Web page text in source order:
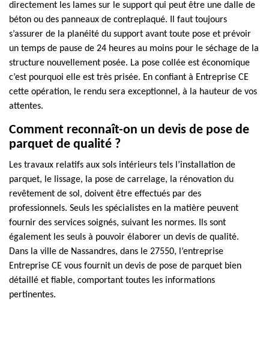
directement les lames sur le support qui peut être une dalle de
béton ou des panneaux de contreplaqué. Il faut toujours
s’assurer de la planéité du support avant toute pose et prévoir
un temps de pause de 24 heures au moins pour le séchage de la
structure nouvellement posée. La pose collée est économique
c’est pourquoi elle est très prisée. En confiant à Entreprise CE
cette opération, le rendu sera exceptionnel, à la hauteur de vos
attentes.
Comment reconnaît-on un devis de pose de
parquet de qualité ?
Les travaux relatifs aux sols intérieurs tels l’installation de
parquet, le lissage, la pose de carrelage, la rénovation du
revêtement de sol, doivent être effectués par des
professionnels. Seuls les spécialistes en la matière peuvent
fournir des services soignés, suivant les normes. Ils sont
également les seuls à pouvoir élaborer un devis de qualité.
Dans la ville de Nassandres, dans le 27550, l’entreprise
Entreprise CE vous fournit un devis de pose de parquet bien
détaillé et fiable, comportant toutes les informations
pertinentes.